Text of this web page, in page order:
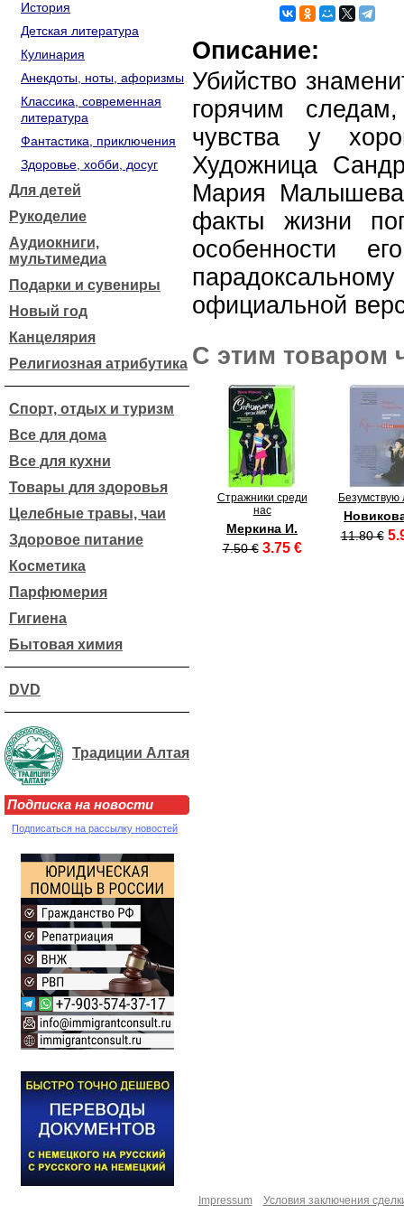
История
Детская литература
Кулинария
Анекдоты, ноты, афоризмы
Классика, современная
литература
Фантастика, приключения
Здоровье, хобби, досуг
Для детей
Рукоделие
Аудиокниги,
мультимедиа
Подарки и сувениры
Новый год
Канцелярия
Религиозная атрибутика
Спорт, отдых и туризм
Все для дома
Все для кухни
Товары для здоровья
Целебные травы, чаи
Здоровое питание
Косметика
Парфюмерия
Гигиена
Бытовая химия
DVD
Традиции Алтая
Подписка на новости
Подписаться на рассылку новостей
Описание:
Убийство
горячим
чувства у
Художница
Мария
факты жизни
особенности
официальной
С этим товаром
Стражники среди
нас
Меркина И.
7.50 € 3.75 €
Безумствую
11.80 €
Impressum Условия заключения